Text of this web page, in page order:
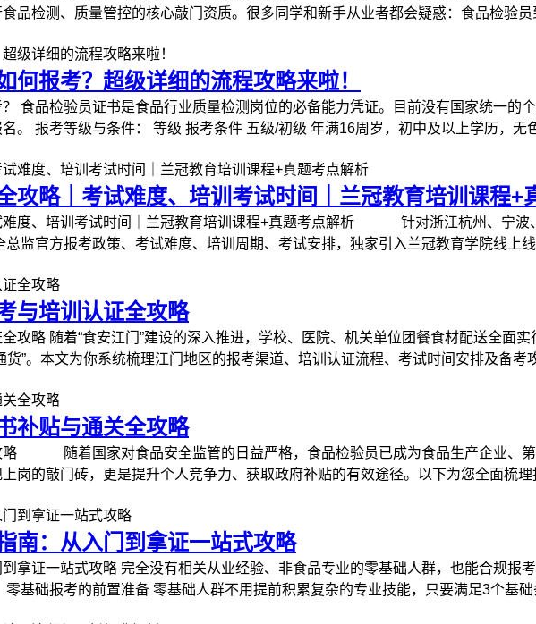
品检测、质量管控的核心敲门资质。很多同学和新手从业者都会疑惑：食品检验员
何报考？超级详细的流程攻略来啦！
食品检验员证书是食品行业质量检测岗位的必备能力凭证。目前没有国家统一的
。 报考等级与条件： 等级 报考条件 五级/初级 年满16周岁，初中及以上学历，无
攻略｜考试难度、培训考试时间｜兰冠教育培训课程+
难度、培训考试时间｜兰冠教育培训课程+真题考点解析 针对浙江杭州、宁波
监官方报考政策、考试难度、培训周期、考试安排，独家引入兰冠教育学院线上
与培训认证全攻略
攻略 随着“食安江门”建设的深入推进，学校、医院、机关单位团餐食材配送全面
货”。本文为你系统梳理江门地区的报考渠道、培训认证流程、考试时间安排及备考
补贴与通关全攻略
略 随着国家对食品安全监管的日益严格，食品检验员已成为食品生产企业、第
岗的敲门砖，更是提升个人竞争力、获取政府补贴的有效途径。以下为您全面梳理
南：从入门到拿证一站式攻略
拿证一站式攻略 完全没有相关从业经验、非食品专业的零基础人群，也能合规报
基础报考的前置准备 零基础人群不用提前积累复杂的专业技能，只要满足3个基